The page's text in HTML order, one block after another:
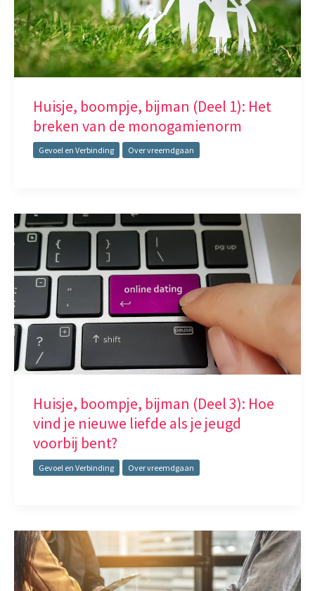
Huisje, boompje, bijman (Deel 1): Het
breken van de monogamienorm
Gevoel en Verbinding Over vreemdgaan
Huisje, boompje, bijman (Deel 3): Hoe
vind je nieuwe liefde als je jeugd
voorbij bent?
Gevoel en Verbinding Over vreemdgaan